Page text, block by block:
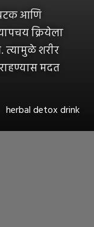
आणि
क्रियेला
शरीर
मदत
herbal detox drink